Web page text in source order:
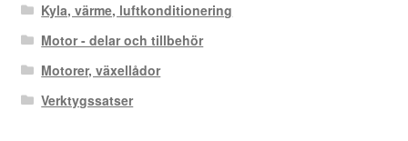
Kyla, värme, luftkonditionering
Motor - delar och tillbehör
Motorer, växellådor
Verktygssatser